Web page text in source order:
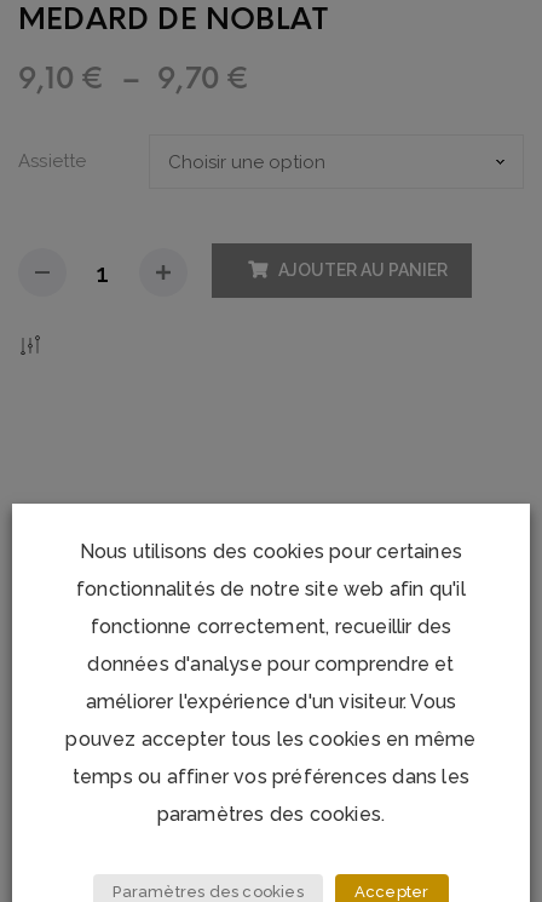
MEDARD DE NOBLAT
9,10 € – 9,70€
9,10 €
à
Assiette
AJOUTER AU PANIER
DESCRIPTION
INFORMATIONS COMPLÉMENTAIRES
Le service de table Hypnose kaki avec ses bordures
noires et ses lignes à l’infini,est une vaisselle de notre
temps. En grès, elle se décline en assiette plate, dessert
et assiette coupe pour salades et pâtes. Sa ligne est
sobre et épurée, sa circonférence soulignée par son filet
créations culinaires.
Nous utilisons des cookies pour certaines
fonctionnalités de notre site web afin qu'il
fonctionne correctement, recueillir des
données d'analyse pour comprendre et
améliorer l'expérience d'un visiteur. Vous
pouvez accepter tous les cookies en même
temps ou affiner vos préférences dans les
paramètres des cookies.
Paramètres des cookies Accepter